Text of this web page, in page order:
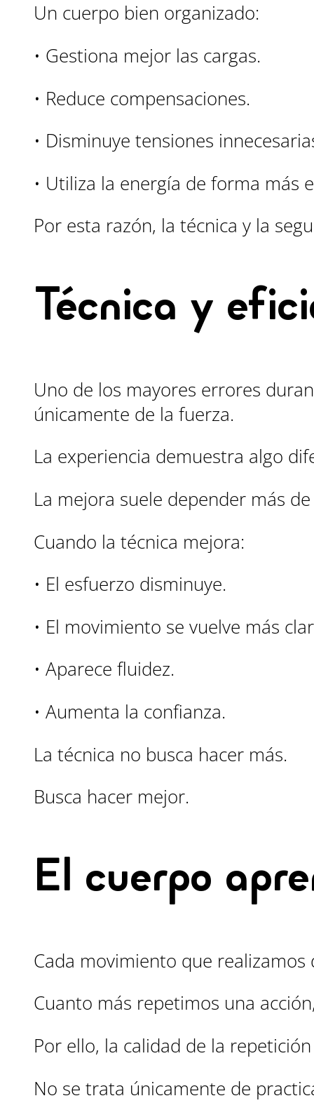
Un cuerpo bien organizado:
• Gestiona mejor las cargas.
• Reduce compensaciones.
• Disminuye tensiones
• Utiliza la energía de forma más
Por esta razón, la técnica y la
Técnica y
Uno de los mayores errores
únicamente de la fuerza.
La experiencia demuestra algo
La mejora suele depender más
Cuando la técnica mejora:
• El esfuerzo disminuye.
• El movimiento se vuelve más
• Aparece fluidez.
• Aumenta la confianza.
La técnica no busca hacer más.
Busca hacer mejor.
El cuerpo
Cada movimiento que
Cuanto más repetimos una
Por ello, la calidad de la
No se trata únicamente de